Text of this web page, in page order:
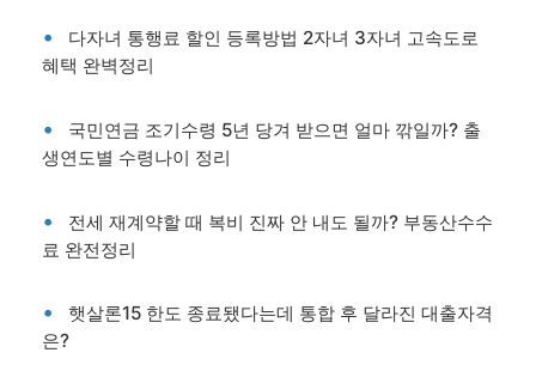
다자녀 통행료 할인 등록방법 2자녀 3자녀 고속도로
혜택 완벽정리
국민연금 조기수령 5년 당겨 받으면 얼마 깎일까? 출
생연도별 수령나이 정리
전세 재계약할 때 복비 진짜 안 내도 될까? 부동산수수
료 완전정리
햇살론15 한도 종료됐다는데 통합 후 달라진 대출자격
은?